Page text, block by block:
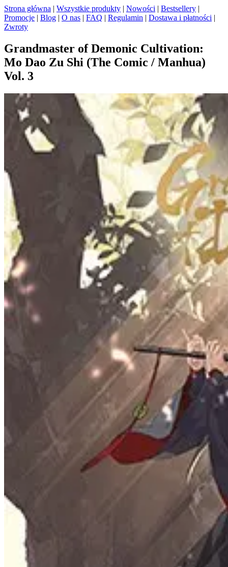
Strona główna | Wszystkie produkty | Nowości | Bestsellery |
Promocje | Blog | O nas | FAQ | Regulamin | Dostawa i płatności |
Zwroty
Grandmaster of Demonic Cultivation:
Mo Dao Zu Shi (The Comic / Manhua)
Vol. 3